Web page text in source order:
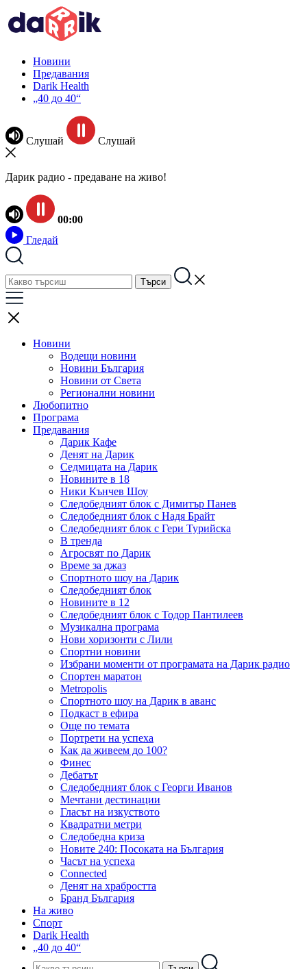
Новини
Предавания
Darik Health
„40 до 40“
Слушай Слушай
Дарик радио - предаване на живо!
00:00
Гледай
Новини
Водещи новини
Новини България
Новини от Света
Регионални новини
Любопитно
Програма
Предавания
Дарик Кафе
Денят на Дарик
Седмицата на Дарик
Новините в 18
Ники Кънчев Шоу
Следобедният блок с Димитър Панев
Следобедният блок с Надя Брайт
Следобедният блок с Гери Турийска
В тренда
Агросвят по Дарик
Време за джаз
Спортното шоу на Дарик
Следобедният блок
Новините в 12
Следобедният блок с Тодор Пантилеев
Музикална програма
Нови хоризонти с Лили
Спортни новини
Избрани моменти от програмата на Дарик радио
Спортен маратон
Metropolis
Спортното шоу на Дарик в аванс
Подкаст в ефира
Още по темата
Портрети на успеха
Как да живеем до 100?
Финес
Дебатът
Следобедният блок с Георги Иванов
Мечтани дестинации
Гласът на изкуството
Квадратни метри
Следобедна криза
Новите 240: Посоката на България
Часът на успеха
Connected
Денят на храбростта
Бранд България
На живо
Спорт
Darik Health
„40 до 40“